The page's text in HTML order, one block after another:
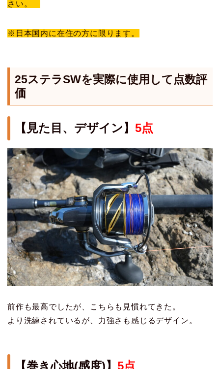
さい。
※日本国内に在住の方に限ります。
25ステラSWを実際に使用して点数評
価
【見た目、デザイン】 5点
前作も最高でしたが、こちらも見慣れてきた。
より洗練されているが、力強さも感じるデザイン。
【巻き心地(感度)】 5点